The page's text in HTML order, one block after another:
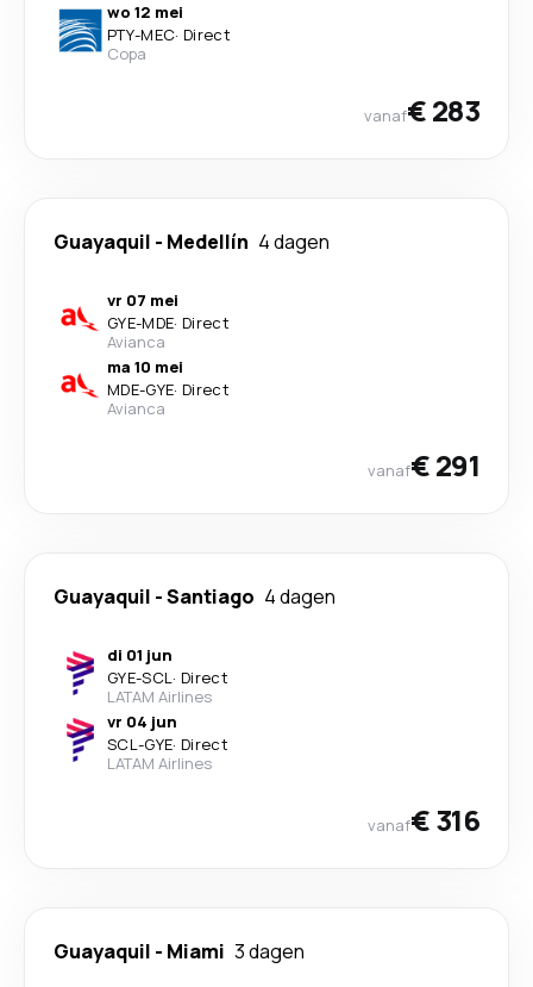
wo 12 mei
PTY-MEC· Direct
Copa
vanaf€ 283
Guayaquil - Medellín 4 dagen
vr 07 mei
GYE-MDE· Direct
Avianca
ma 10 mei
MDE-GYE· Direct
Avianca
vanaf€ 291
Guayaquil -Santiago 4 dagen
di 01 jun
GYE-SCL· Direct
LATAM Airlines
vr 04 jun
SCL-GYE· Direct
LATAM Airlines
vanaf€ 316
Guayaquil - Miami 3 dagen